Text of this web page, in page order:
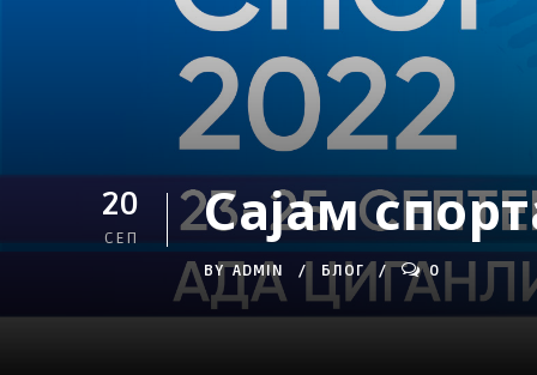
20
СЕП Сајам
BY ADMIN БЛОГ 0